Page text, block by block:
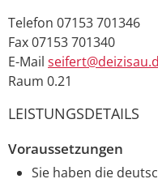
Telefon 07153 701346
Fax07153 701340
E-Mail
Raum 0.21
LEISTUNGSDETAILS
Voraussetzungen
Sie haben die